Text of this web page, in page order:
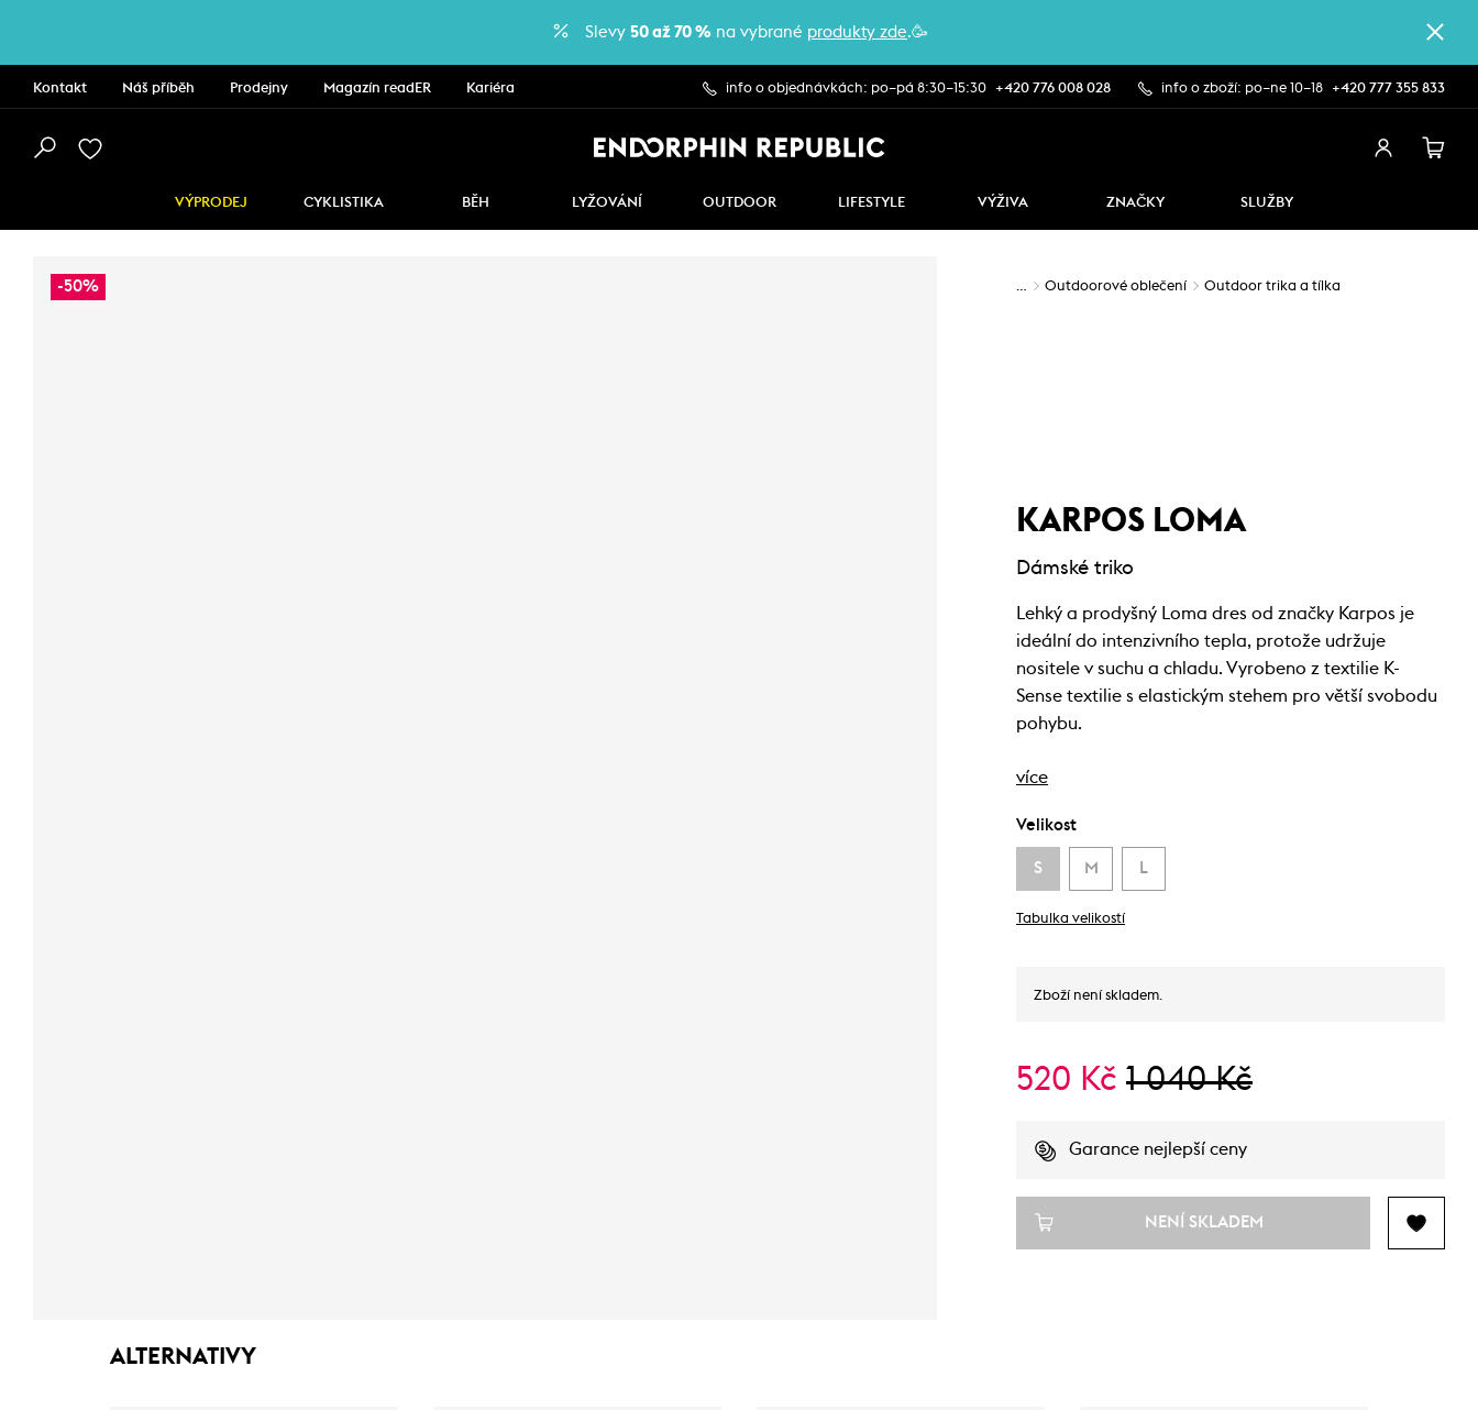
Slevy 50 až 70 % na vybrané produkty zde.🥳
Kontakt Náš příběh Prodejny Magazín readER Kariéra info o objednávkách: po–pá 8:30–15:30 +420 776 008 028 info o zboží: po–ne 10–18 +420 777 355 833
VÝPRODEJ CYKLISTIKA BĚH LYŽOVÁNÍ OUTDOOR LIFESTYLE VÝŽIVA ZNAČKY SLUŽBY
-50% … Outdoorové oblečení Outdoor trika a tílka
KARPOS LOMA
Dámské triko
Lehký a prodyšný Loma dres od značky Karpos je
ideální do intenzivního tepla, protože udržuje
nositele v suchu a chladu. Vyrobeno z textilie K-
Sense textilie s elastickým stehem pro větší svobodu
pohybu.
více
Velikost
S M L
Tabulka velikostí
Zboží není skladem.
520 Kč 1 040 Kč
Garance nejlepší ceny
NENÍ SKLADEM
ALTERNATIVY